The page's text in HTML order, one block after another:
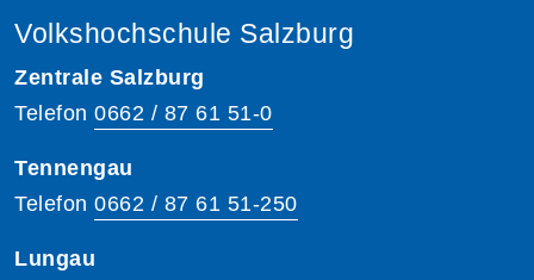
Volkshochschule Salzburg
Zentrale Salzburg
Telefon 0662 / 87 61 51-0
Tennengau
Telefon 0662 / 87 61 51-250
Lungau